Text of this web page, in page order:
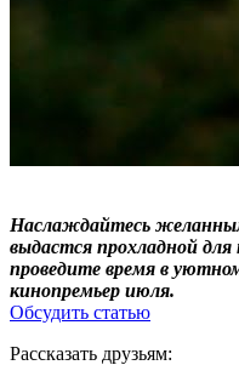
Наслаждайтесь
выдастся прохладной
проведите время в
кинопремьер июля.
Обсудить статью
Рассказать друзьям: